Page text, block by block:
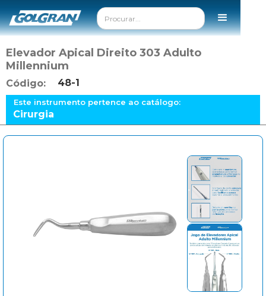
Elevador Apical Direito 303 Adulto
Millennium
Código: 48-1
Este instrumento pertence ao catálogo:
Cirurgia